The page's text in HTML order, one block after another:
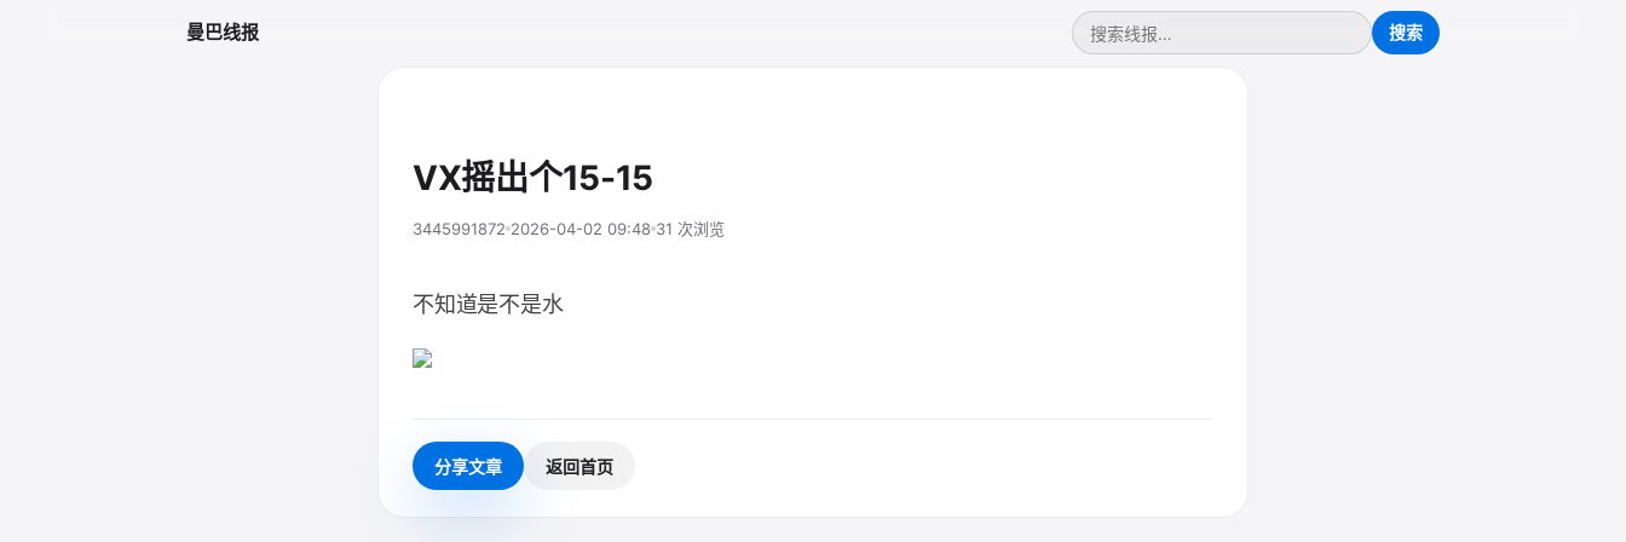
曼巴线报
VX摇出个15-15
3445991872 2026-04-02 09:48 31 次浏览
不知道是不是水
分享文章 返回首页